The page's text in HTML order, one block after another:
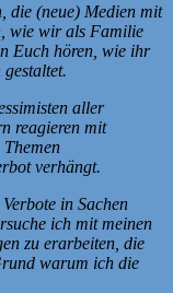
die (neue) Medien mit
wie wir als Familie
Euch hören, wie ihr
aller
reagieren mit
verhängt.
in Sachen
ich mit meinen
zu erarbeiten, die
warum ich die